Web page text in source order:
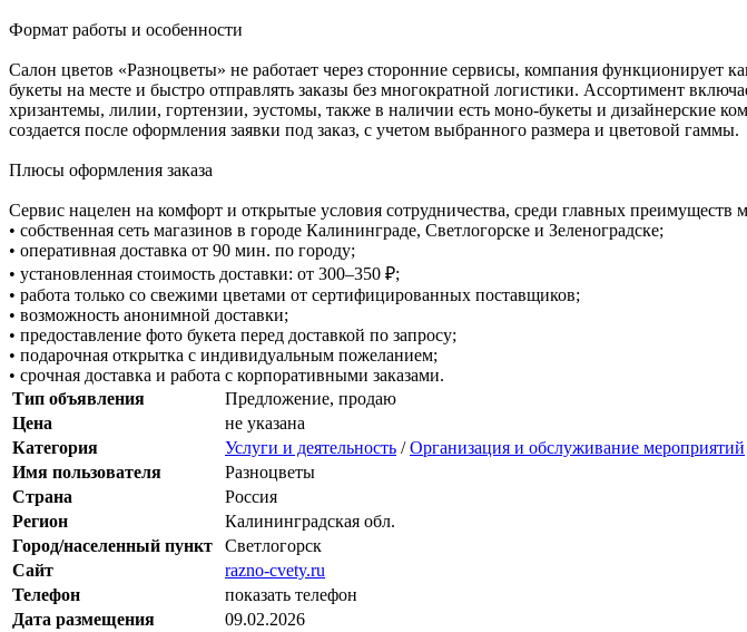
Формат работы и особенности
Салон цветов «Разноцветы» не работает через сторонние сервисы, компания
букеты на месте и быстро отправлять заказы без многократной логистики. Ассортимент
хризантемы, лилии, гортензии, эустомы, также в наличии есть моно-букеты и дизайнерские
создается после оформления заявки под заказ, с учетом выбранного размера и цветовой гаммы.
Плюсы оформления заказа
Сервис нацелен на комфорт и открытые условия сотрудничества, среди главных преимуществ
• собственная сеть магазинов в городе Калининграде, Светлогорске и Зеленоградске;
• оперативная доставка от 90 мин. по городу;
• установленная стоимость доставки: от 300–350 ₽;
• работа только со свежими цветами от сертифицированных поставщиков;
• возможность анонимной доставки;
• предоставление фото букета перед доставкой по запросу;
• подарочная открытка с индивидуальным пожеланием;
• срочная доставка и работа с корпоративными заказами.
Тип объявления
Предложение, продаю
Цена
не указана
Категория
Услуги и деятельность /Организация и обслуживание мероприятий
Имя пользователя
Разноцветы
Страна
Россия
Регион
Калининградская обл.
Город/населенный пункт
Светлогорск
Сайт
razno-cvety.ru
Телефон
показать телефон
Дата размещения
09.02.2026